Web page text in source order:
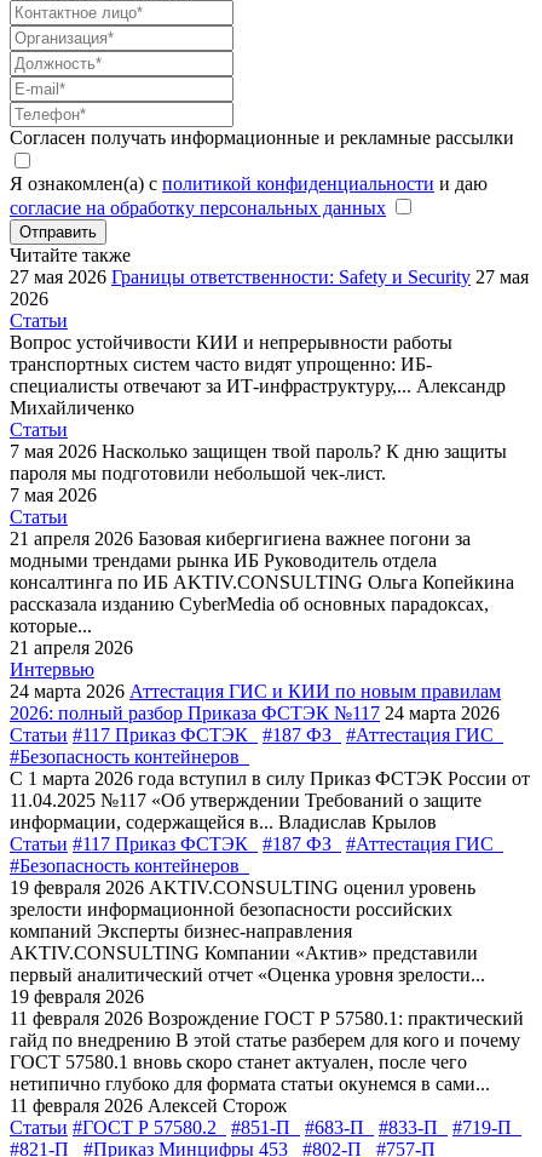
Согласен получать информационные и рекламные рассылки
Я ознакомлен(а) с политикой конфиденциальности и даю
согласие на обработку персональных данных
Отправить
Читайте также
27 мая 2026 Границы ответственности: Safety и Security 27 мая
2026
Статьи
Вопрос устойчивости КИИ и непрерывности работы
транспортных систем часто видят упрощенно: ИБ-
специалисты отвечают за ИТ-инфраструктуру,... Александр
Михайличенко
Статьи
7 мая 2026 Насколько защищен твой пароль? К дню защиты
пароля мы подготовили небольшой чек-лист.
7 мая 2026
Статьи
21 апреля 2026 Базовая кибергигиена важнее погони за
модными трендами рынка ИБ Руководитель отдела
консалтинга по ИБ AKTIV.CONSULTING Ольга Копейкина
рассказала изданию CyberMedia об основных парадоксах,
которые...
21 апреля 2026
Интервью
24 марта 2026 Аттестация ГИС и КИИ по новым правилам
2026: полный разбор Приказа ФСТЭК №117 24 марта 2026
Статьи #117 Приказ ФСТЭК #187 ФЗ
#Аттестация ГИС
#Безопасность контейнеров
С 1 марта 2026 года вступил в силу Приказ ФСТЭК России от
11.04.2025 №117 «Об утверждении Требований о защите
информации, содержащейся в... Владислав Крылов
Статьи #117 Приказ ФСТЭК #187 ФЗ
#Аттестация ГИС
#Безопасность контейнеров
19 февраля 2026 AKTIV.CONSULTING оценил уровень
зрелости информационной безопасности российских
компаний Эксперты бизнес-направления
AKTIV.CONSULTING Компании «Актив» представили
первый аналитический отчет «Оценка уровня зрелости...
19 февраля 2026
11 февраля 2026 Возрождение ГОСТ Р 57580.1: практический
гайд по внедрению В этой статье разберем для кого и почему
ГОСТ 57580.1 вновь скоро станет актуален, после чего
нетипично глубоко для формата статьи окунемся в сами...
11 февраля 2026 Алексей Сторож
Статьи #ГОСТ Р 57580.2 #851-П #683-П #833-П
#719-П
#821-П
#Приказ Минцифры 453 #802-П #757-П